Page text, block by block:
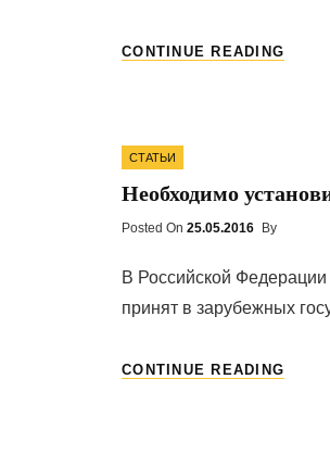
CONTINUE READING
Categories
СТАТЬИ
Необходимо
Posted On Posted
25.05.2016 By
В Российской
принят в зарубежных
CONTINUE READING